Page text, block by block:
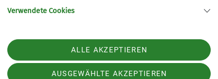
Verwendete Cookies
ALLE AKZEPTIEREN
AUSGEWÄHLTE AKZEPTIEREN